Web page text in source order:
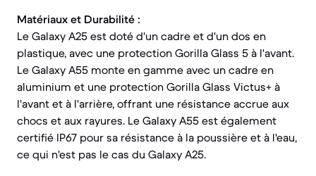
Matériaux et Durabilité :
Le Galaxy A25 est doté d'un cadre et d'un dos en
plastique, avec une protection Gorilla Glass 5 à l'avant.
Le Galaxy A55 monte en gamme avec un cadre en
aluminium et une protection Gorilla Glass Victus+ à
l'avant et à l'arrière, offrant une résistance accrue aux
chocs et aux rayures. Le Galaxy A55 est également
certifié IP67 pour sa résistance à la poussière et à l'eau,
ce qui n'est pas le cas du Galaxy A25.